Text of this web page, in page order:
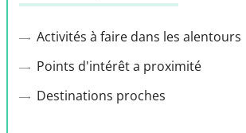
Activités à faire dans les alentours
Points d'intérêt a proximité
Destinations proches